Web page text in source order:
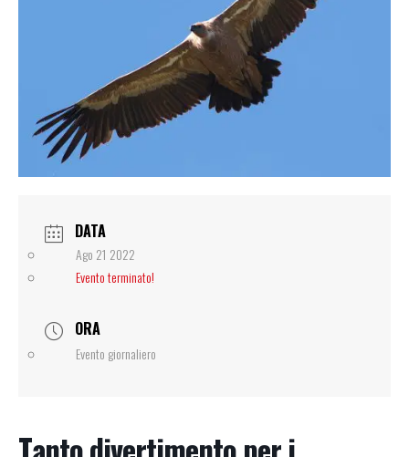
DATA
Ago 21 2022
Evento terminato!
ORA
Evento giornaliero